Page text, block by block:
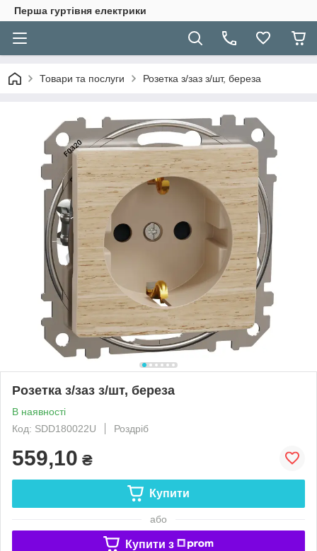
Перша гуртівня електрики
Товари та послуги Розетка з/заз з/шт, береза
Розетка з/заз з/шт, береза
В наявності
Код: SDD180022U
Роздріб
559,10 ₴
Купити
або
Купити з